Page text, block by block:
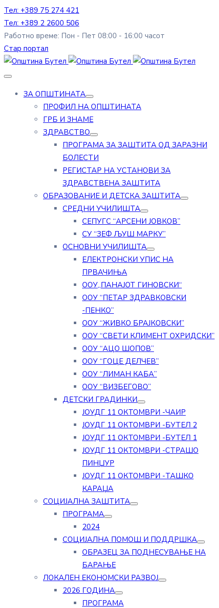
Тел: +389 75 274 421
Тел: +389 2 2600 506
Работно време: Пон - Пет 08:00 - 16:00 часот
Стар портал
ЗА ОПШТИНАТА
ПРОФИЛ НА ОПШТИНАТА
ГРБ И ЗНАМЕ
ЗДРАВСТВО
ПРОГРАМА ЗА ЗАШТИТА ОД ЗАРАЗНИ
БОЛЕСТИ
РЕГИСТАР НА УСТАНОВИ ЗА
ЗДРАВСТВЕНА ЗАШТИТА
ОБРАЗОВАНИЕ И ДЕТСКА ЗАШТИТА
СРЕДНИ УЧИЛИШТА
СЕПУГС “АРСЕНИ ЈОВКОВ”
СУ “ЗЕФ ЉУШ МАРКУ”
ОСНОВНИ УЧИЛИШТА
ЕЛЕКТРОНСКИ УПИС НА
ПРВАЧИЊА
ООУ„ПАНАЈОТ ГИНОВСКИ“
ООУ “ПЕТАР ЗДРАВКОВСКИ
-ПЕНКО”
ООУ “ЖИВКО БРАЈКОВСКИ”
ООУ “СВЕТИ КЛИМЕНТ ОХРИДСКИ”
ООУ “АЦО ШОПОВ”
ООУ “ГОЦЕ ДЕЛЧЕВ”
ООУ “ЛИМАН КАБА”
ООУ “ВИЗБЕГОВО”
ДЕТСКИ ГРАДИНКИ
ЈОУДГ 11 ОКТОМВРИ -ЧАИР
ЈОУДГ 11 ОКТОМВРИ -БУТЕЛ 2
ЈОУДГ 11 ОКТОМВРИ -БУТЕЛ 1
ЈОУДГ 11 ОКТОМВРИ -СТРАШО
ПИНЏУР
ЈОУДГ 11 ОКТОМВРИ -ТАШКО
КАРАЏА
СОЦИЈАЛНА ЗАШТИТА
ПРОГРАМА
2024
СОЦИЈАЛНА ПОМОШ И ПОДДРШКА
ОБРАЗЕЦ ЗА ПОДНЕСУВАЊЕ НА
БАРАЊЕ
ЛОКАЛЕН ЕКОНОМСКИ РАЗВОЈ
2026 ГОДИНА
ПРОГРАМА